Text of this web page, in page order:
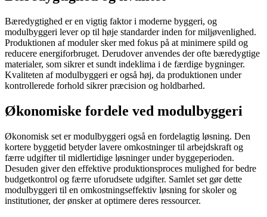
Bæredygtighed er en vigtig faktor i moderne byggeri, og
modulbyggeri lever op til høje standarder inden for miljøvenlighed.
Produktionen af moduler sker med fokus på at minimere spild og
reducere energiforbruget. Derudover anvendes der ofte bæredygtige
materialer, som sikrer et sundt indeklima i de færdige bygninger.
Kvaliteten af modulbyggeri er også høj, da produktionen under
kontrollerede forhold sikrer præcision og holdbarhed.
Økonomiske fordele ved modulbyggeri
Økonomisk set er modulbyggeri også en fordelagtig løsning. Den
kortere byggetid betyder lavere omkostninger til arbejdskraft og
færre udgifter til midlertidige løsninger under byggeperioden.
Desuden giver den effektive produktionsproces mulighed for bedre
budgetkontrol og færre uforudsete udgifter. Samlet set gør dette
modulbyggeri til en omkostningseffektiv løsning for skoler og
institutioner, der ønsker at optimere deres ressourcer.